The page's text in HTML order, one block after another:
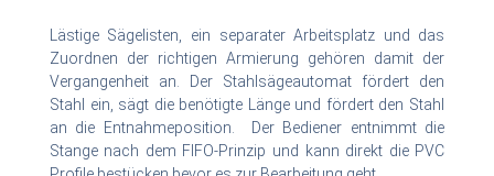
Lästige Sägelisten, ein separater Arbeitsplatz und das
Zuordnen der richtigen Armierung gehören damit der
Vergangenheit an. Der Stahlsägeautomat fördert den
Stahl ein, sägt die benötigte Länge und fördert den Stahl
an die Entnahmeposition. Der Bediener entnimmt die
Stange nach dem FIFO-Prinzip und kann direkt die PVC